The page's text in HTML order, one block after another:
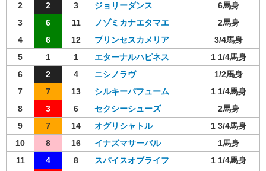
2
2 3 ジョリーダンス
6馬身
3
6 11 ノゾミカナエタマエ
2馬身
4
6 12 プリンセスカメリア
3/4馬身
5
1 1 エターナルハピネス
1 1/4馬身
6
2 4 ニシノラヴ
1/2馬身
7
7 13 シルキーパフューム
1 1/4馬身
8
3 6 セクシーシューズ
2馬身
9
7 14 オグリシャトル
1 3/4馬身
10
8 16 イナズマサーバル
1馬身
11
4 8 スパイスオブライフ
1 1/4馬身